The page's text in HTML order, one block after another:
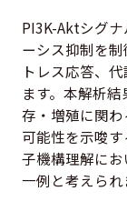
PI3K-Aktシグ
ーシス抑制を
トレス応答、
ます。本解析
存・増殖に関
可能性を示唆
子機構理解にお
一例と考えられ